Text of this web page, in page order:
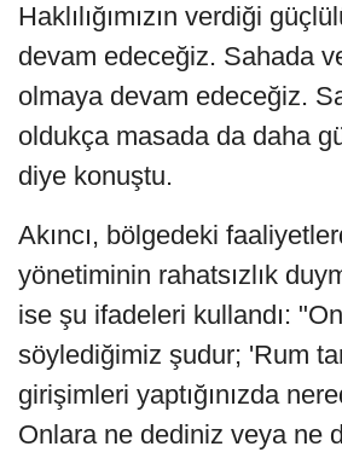
Haklılığımızın verdiği
devam edeceğiz. Sahada
olmaya devam edeceğiz.
oldukça masada da daha
diye konuştu.
Akıncı, bölgedeki
yönetiminin rahatsızlık
ise şu ifadeleri kullandı:
söylediğimiz şudur; 'Rum
girişimleri yaptığınızda
Onlara ne dediniz veya ne